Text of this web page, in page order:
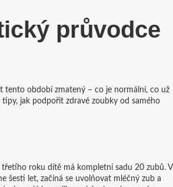
průvodce
tento období zmatený – co je normální, co už
jak podpořit zdravé zoubky od samého
roku dítě má kompletní sadu 20 zubů. V
šesti let, začíná se uvolňovat mléčný zub a